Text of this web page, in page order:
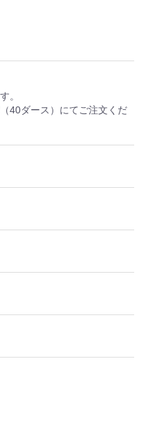
。
40ダース）にてご注文くだ